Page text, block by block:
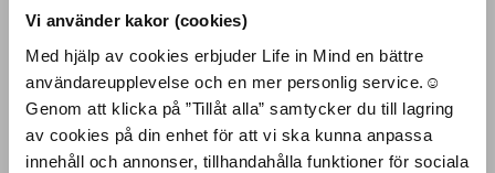
Vi använder kakor (cookies)
Med hjälp av cookies erbjuder Life in Mind en bättre
användareupplevelse och en mer personlig service.☺︎
Genom att klicka på ”Tillåt alla” samtycker du till lagring
av cookies på din enhet för att vi ska kunna anpassa
innehåll och annonser, tillhandahålla funktioner för sociala
Batterier och Elektroder
PHYSIO CONTROL / STRYKER
PHILIPS
Tillbehör hjärtstartare
Batterier och Elektroder
Skåp
Skyltar
Tillbehörskit /First responder kit
Väggfästen
Övningsmaterial
Vill du besöka sidan som
privatperson eller företag
PRIVATPERSON